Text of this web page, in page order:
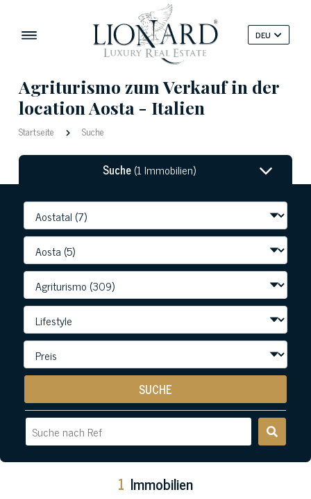
DEU
Agriturismo zum Verkauf in der
location Aosta - Italien
Startseite Suche
Suche(1 Immobilien)
SUCHE
1 Immobilien